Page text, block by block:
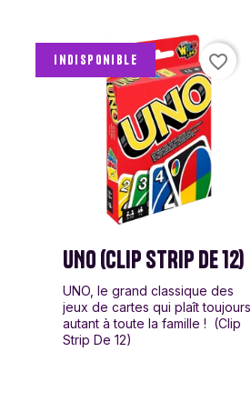
Indisponible
UNO (CLIP STRIP DE 12)
UNO, le grand classique des
jeux de cartes qui plaît toujours
autant à toute la famille ! (Clip
Strip De 12)
favorite_border